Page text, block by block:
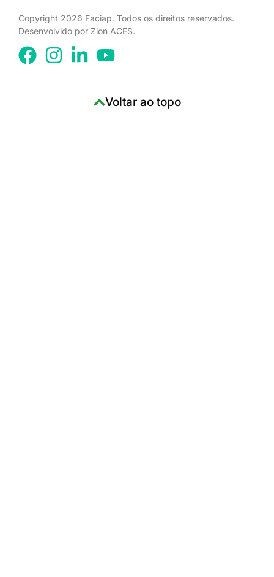
Copyright 2026 Faciap. Todos os direitos reservados.
Desenvolvido por Zion ACES.
Voltar ao topo